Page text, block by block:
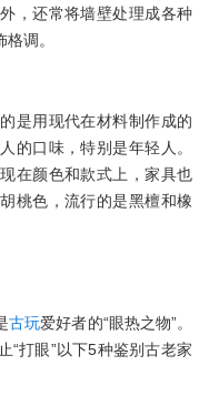
，还常将墙壁处理成各种
调。
是用现代在材料制作成的
的口味，特别是年轻人。
在颜色和款式上，家具也
桃色，流行的是黑檀和橡
古玩爱好者的“眼热之物”。
“打眼”以下5种鉴别古老家